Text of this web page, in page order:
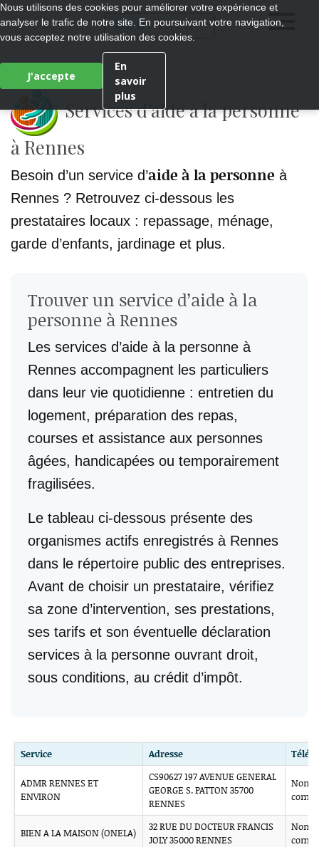
MEDI WALK®
Services d’aide à la personne
à Rennes
Besoin d’un service d’aide à la personne à
Rennes ? Retrouvez ci-dessous les
prestataires locaux : repassage, ménage,
garde d’enfants, jardinage et plus.
Trouver un service d’aide à la
personne à Rennes
Les services d’aide à la personne à
Rennes accompagnent les particuliers
dans leur vie quotidienne : entretien du
logement, préparation des repas,
courses et assistance aux personnes
âgées, handicapées ou temporairement
fragilisées.
Le tableau ci-dessous présente des
organismes actifs enregistrés à Rennes
dans le répertoire public des entreprises.
Avant de choisir un prestataire, vérifiez
sa zone d’intervention, ses prestations,
ses tarifs et son éventuelle déclaration
services à la personne ouvrant droit,
sous conditions, au crédit d’impôt.
Service Adresse
ADMR RENNES ET
ENVIRON
CS90627 197 AVENUE GENERAL
GEORGE S. PATTON 35700
RENNES
Non
BIEN A LA MAISON (ONELA)
32 RUE DU DOCTEUR FRANCIS
JOLY 35000 RENNES
Non
Nous utilisons des cookies pour améliorer votre expérience et
analyser le trafic de notre site. En poursuivant votre navigation,
vous acceptez notre utilisation des cookies.
J'accepte
En
savoir
plus